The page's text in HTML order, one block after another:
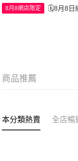
8月8網店限定 🗓️8月8日
商品推薦
本分類熱賣 全店暢